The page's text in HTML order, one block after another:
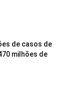
de casos de
milhões de